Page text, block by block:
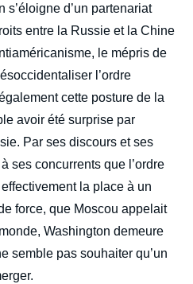
s’éloigne d’un partenariat
entre la Russie et la Chine
le mépris de
l’ordre
cette posture de la
avoir été surprise par
Par ses discours et ses
ses concurrents que l’ordre
la place à un
force, que Moscou appelait
Washington demeure
semble pas souhaiter qu’un